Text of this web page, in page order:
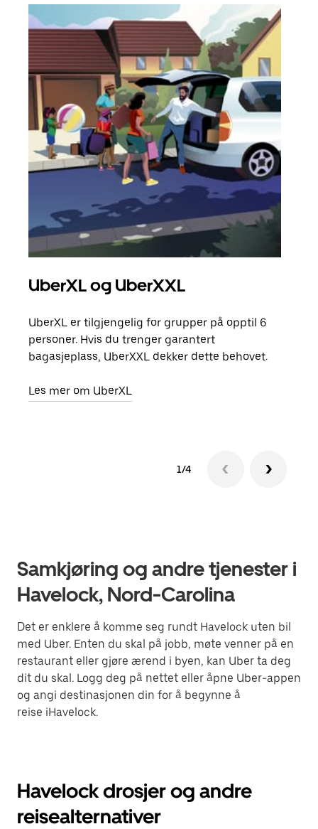
UberXL og UberXXL
UberXL er tilgjengelig for grupper på opptil 6
personer. Hvis du trenger garantert
bagasjeplass, UberXXL dekker dette behovet.
Les mer om UberXL
1/4
Samkjøring og andre tjenester i
Havelock, Nord-Carolina
Det er enklere å komme seg rundt Havelock uten bil
med Uber. Enten du skal på jobb, møte venner på en
restaurant eller gjøre ærend i byen, kan Uber ta deg
dit du skal. Logg deg på nettet eller åpne Uber-appen
og angi destinasjonen din for å begynne å
reise iHavelock.
Havelock drosjer og andre
reisealternativer